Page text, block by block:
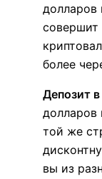
долларов
совершит
более
Депозит
долларов
той же
вы из